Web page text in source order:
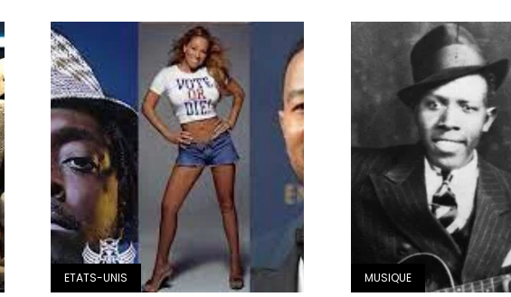
ETATS-UNIS MUSIQUE